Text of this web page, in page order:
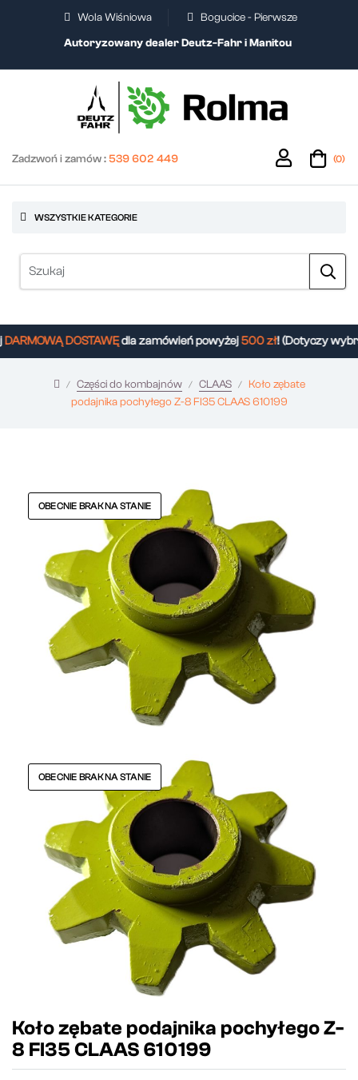
Wola Wiśniowa
Bogucice - Pierwsze
Autoryzowany dealer Deutz-Fahr i Manitou
Zadzwoń i zamów :539 602 449 (0)
WSZYSTKIE KATEGORIE
DOSTAWĘdla zamówień powyżej500 zł! (Dotyczy
Części do kombajnów CLAAS
Koło zębate
podajnika pochyłego Z-8 FI35 CLAAS 610199
OBECNIE BRAK NA STANIE
OBECNIE BRAK NA STANIE
Koło zębate podajnika pochyłego Z-
8 FI35 CLAAS 610199